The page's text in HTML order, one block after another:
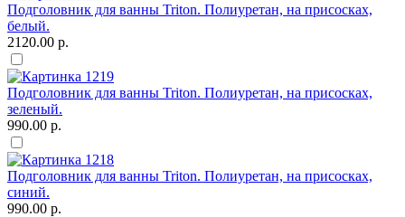
Подголовник для ванны Triton. Полиуретан, на присосках,
белый.
2120.00 р.
Подголовник для ванны Triton. Полиуретан, на присосках,
зеленый.
990.00 р.
Подголовник для ванны Triton. Полиуретан, на присосках,
синий.
990.00 р.